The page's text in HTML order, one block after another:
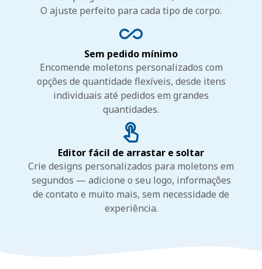
O ajuste perfeito para cada tipo de corpo.
Sem pedido mínimo
Encomende moletons personalizados com
opções de quantidade flexíveis, desde itens
individuais até pedidos em grandes
quantidades.
Editor fácil de arrastar e soltar
Crie designs personalizados para moletons em
segundos — adicione o seu logo, informações
de contato e muito mais, sem necessidade de
experiência.